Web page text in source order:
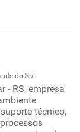
do Sul
- RS, empresa
técnico,